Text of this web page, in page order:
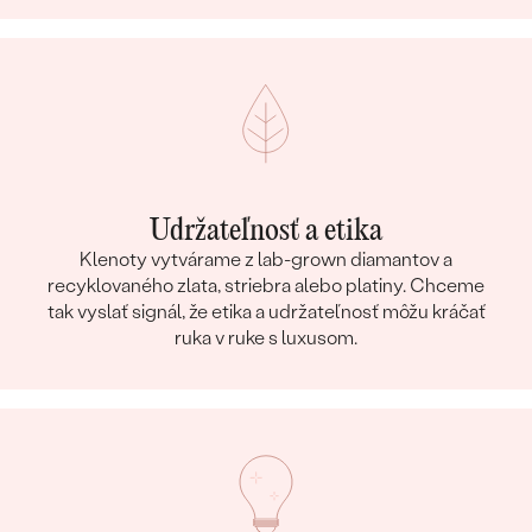
Udržateľnosť a etika
Klenoty vytvárame z lab-grown diamantov a
recyklovaného zlata, striebra alebo platiny. Chceme
tak vyslať signál, že etika a udržateľnosť môžu kráčať
ruka v ruke s luxusom.